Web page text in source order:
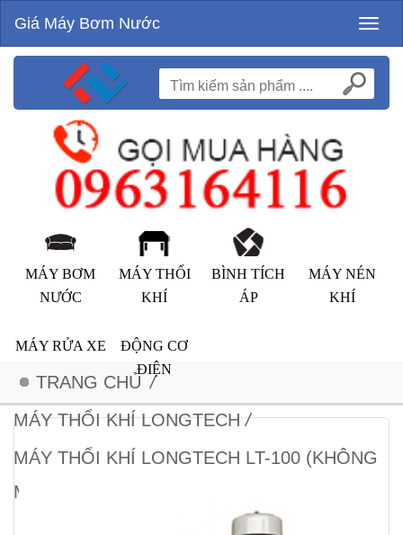
Giá Máy Bơm Nước
MÁY BƠM
NƯỚC
MÁY THỔI
KHÍ
BÌNH TÍCH
ÁP
MÁY NÉN
KHÍ
MÁY RỬA XE
ĐỘNG CƠ
ĐIỆN
TRANG CHỦ /
MÁY THỔI KHÍ LONGTECH /
MÁY THỔI KHÍ LONGTECH LT-100 (KHÔNG
MOTOR)